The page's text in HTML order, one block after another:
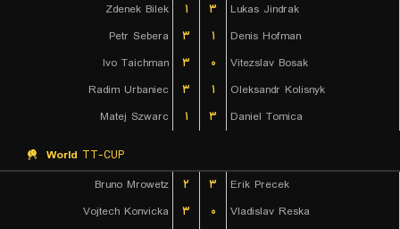
Zdenek Bilek
۱ ۳
Lukas Jindrak
Petr Sebera
۳ ۱
Denis Hofman
Ivo Taichman
۳ ۰
Vitezslav Bosak
Radim Urbaniec
۳ ۱
Oleksandr Kolisnyk
Matej Szwarc
۱ ۳ Daniel Tomica
World TT-CUP
Bruno Mrowetz
۲ ۳
Erik Precek
Vojtech Konvicka
۳ ۰
Vladislav Reska